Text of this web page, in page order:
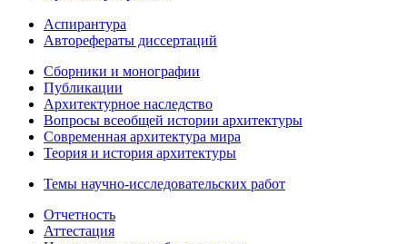
Аспирантура
Авторефераты диссертаций
Сборники и монографии
Публикации
Архитектурное наследство
Вопросы всеобщей истории архитектуры
Современная архитектура мира
Теория и история архитектуры
Темы научно-исследовательских работ
Отчетность
Аттестация